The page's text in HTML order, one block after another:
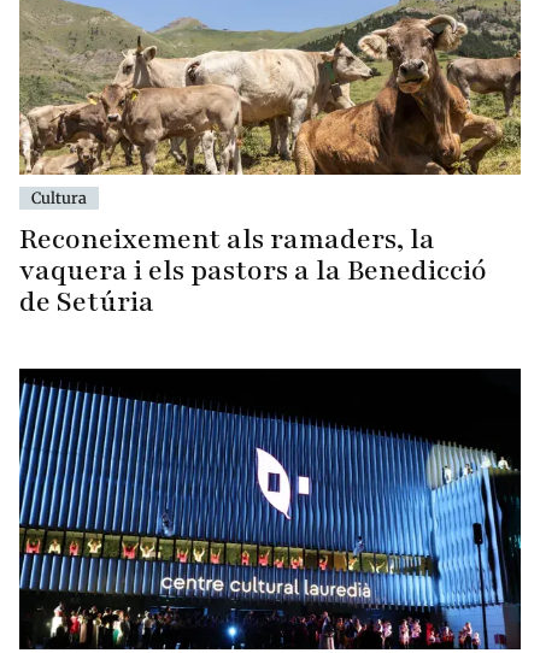
Cultura
Reconeixement als ramaders, la
vaquera i els pastors a la Benedicció
de Setúria